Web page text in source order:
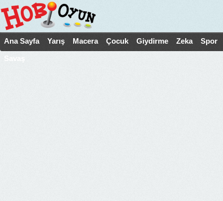
Ana Sayfa Yarış Macera Çocuk Giydirme Zeka Spor